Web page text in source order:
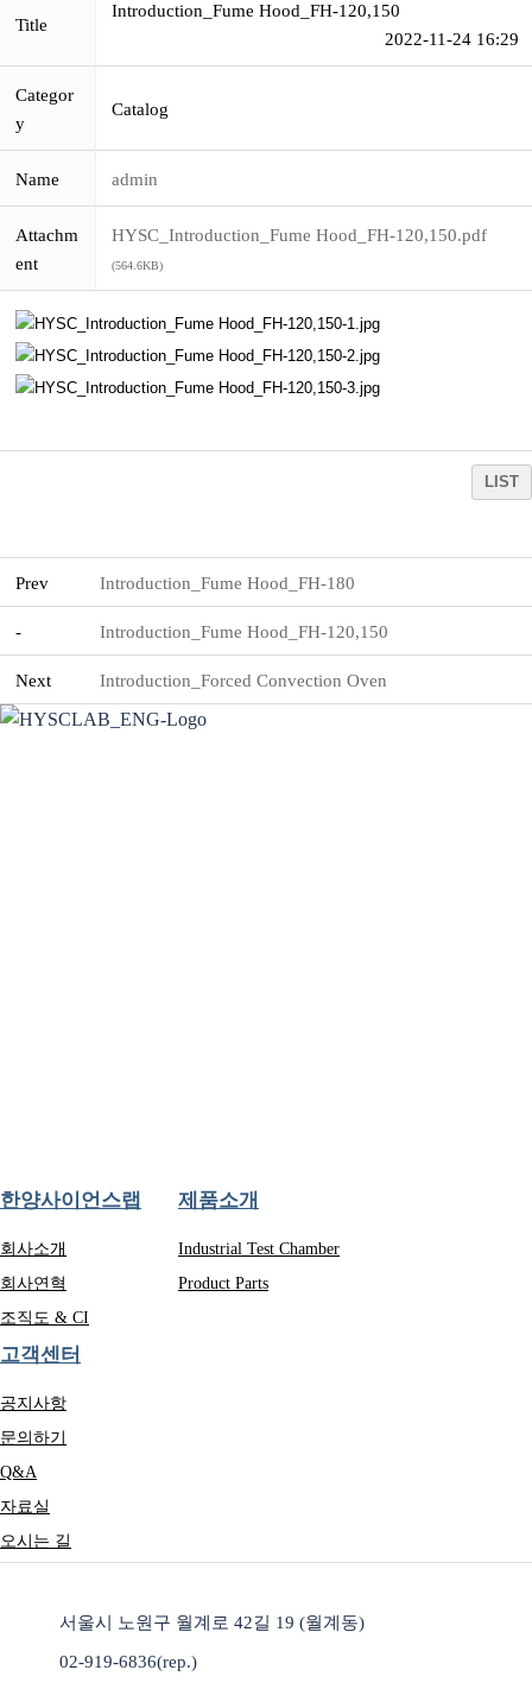
Title
Introduction_Fume Hood_FH-120,150
2022-11-24 16:29
Categor
y
Catalog
Name admin
Attachm
ent
HYSC_Introduction_Fume Hood_FH-120,150.pdf
(564.6KB)
LIST
Prev Introduction_Fume Hood_FH-180
- Introduction_Fume Hood_FH-120,150
Next Introduction_Forced Convection Oven
한양사이언스랩
회사소개
회사연혁
조직도 & CI
제품소개
Industrial Test Chamber
Product Parts
고객센터
공지사항
문의하기
Q&A
자료실
오시는 길
서울시 노원구 월계로 42길 19 (월계동)
02-919-6836(rep.)